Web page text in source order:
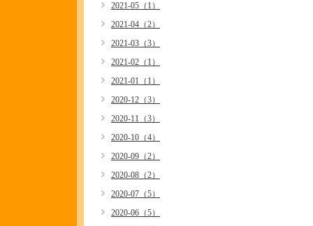
2021-05（1）
2021-04（2）
2021-03（3）
2021-02（1）
2021-01（1）
2020-12（3）
2020-11（3）
2020-10（4）
2020-09（2）
2020-08（2）
2020-07（5）
2020-06（5）